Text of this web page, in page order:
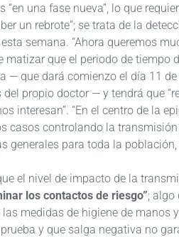
una fase nueva”, lo que
un rebrote”; se trata de la
semana. “Ahora queremos
matizar que el periodo de tiempo
— que dará comienzo el día 11
propio doctor — y tendrá que
interesan”. “En el centro de la
casos controlando la
generales para toda la
el nivel de impacto de la
los contactos de riesgo”; algo
medidas de higiene de manos
y que salga negativa no